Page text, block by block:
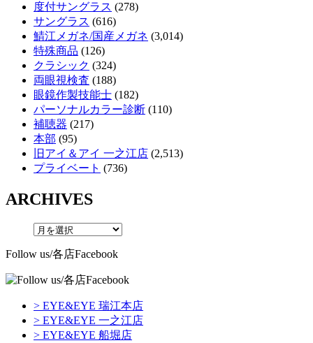
度付サングラス (278)
サングラス (616)
鯖江メガネ/国産メガネ (3,014)
特殊商品 (126)
クラシック (324)
両眼視検査 (188)
眼鏡作製技能士 (182)
パーソナルカラー診断 (110)
補聴器 (217)
本部 (95)
旧アイ＆アイ 一之江店 (2,513)
プライベート (736)
ARCHIVES
Follow us/各店Facebook
> EYE&EYE 瑞江本店
> EYE&EYE 一之江店
> EYE&EYE 船堀店